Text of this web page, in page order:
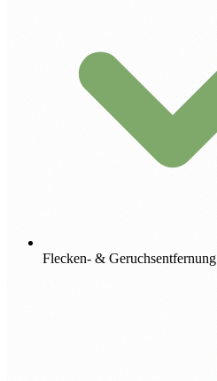
Flecken- & Geruchsentfernung